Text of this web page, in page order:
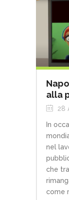
alla
28
In
nel
che
come